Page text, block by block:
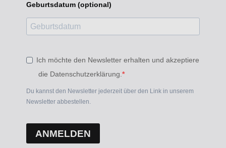
Geburtsdatum (optional)
Ich möchte den Newsletter erhalten und akzeptiere
die Datenschutzerklärung.
Du kannst den Newsletter jederzeit über den Link in unserem
Newsletter abbestellen.
ANMELDEN